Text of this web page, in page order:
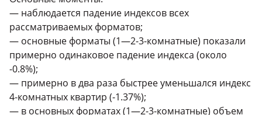
— наблюдается падение индексов всех
рассматриваемых форматов;
— основные форматы (1—2-3-комнатные) показали
примерно одинаковое падение индекса (около
-0.8%);
— примерно в два раза быстрее уменьшался индекс
4-комнатных квартир (-1.37%);
— в основных форматах (1—2-3-комнатные) объем